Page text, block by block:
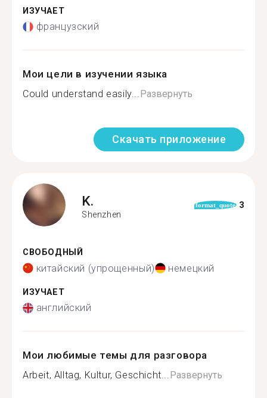
ИЗУЧАЕТ
французский
Мои цели в изучении языка
Could understand easily...Развернуть
Скачать приложение
K.
Shenzhen
format_quote 3
СВОБОДНЫЙ
китайский (упрощенный) немецкий
ИЗУЧАЕТ
английский
Мои любимые темы для разговора
Arbeit, Alltag, Kultur, Geschicht...Развернуть